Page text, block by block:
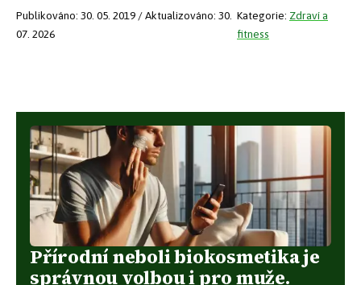
Publikováno: 30. 05. 2019 / Aktualizováno: 30.
07. 2026
Kategorie: Zdraví a
fitness
Přírodní neboli biokosmetika je
správnou volbou i pro muže.